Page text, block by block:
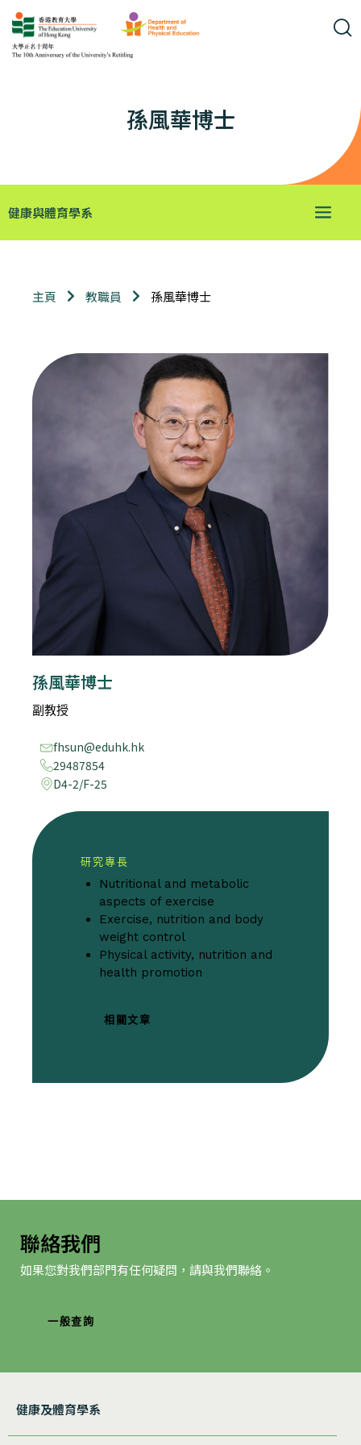
孫風華博士
健康與體育學系
主頁 教職員 孫風華博士
孫風華博士
副教授
fhsun@eduhk.hk
29487854
D4-2/F-25
研究專長
Nutritional and metabolic
aspects of exercise
Exercise, nutrition and body
weight control
Physical activity, nutrition and
health promotion
相關文章
聯絡我們
如果您對我們部門有任何疑問，請與我們聯絡。
一般查詢
健康及體育學系